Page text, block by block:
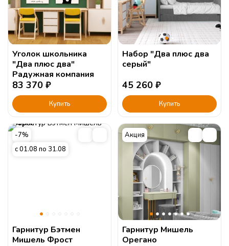
Уголок школьника
"Два плюс два"
Радужная компания
83 370 ₽
Купить
Набор "Два плюс два
серый"
45 260 ₽
Купить
-7%
с 01.08 по 31.08
Гарнитур Бэтмен
Мишель Фрост
Акция
Гарнитур Мишель
Орегано